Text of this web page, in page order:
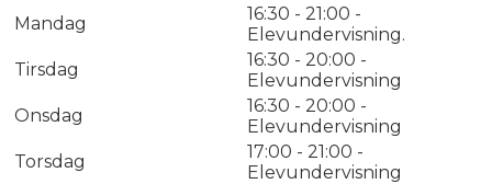
Mandag
16:30 - 21:00 -
Elevundervisning.
Tirsdag
16:30 - 20:00 -
Elevundervisning
Onsdag
16:30 - 20:00 -
Elevundervisning
Torsdag
17:00 - 21:00 -
Elevundervisning